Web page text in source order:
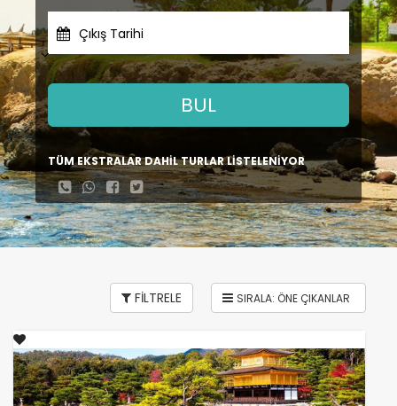
Çıkış Tarihi
BUL
TÜM EKSTRALAR DAHİL TURLAR LİSTELENİYOR
FİLTRELE